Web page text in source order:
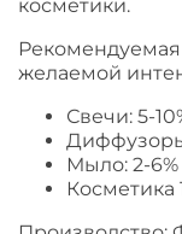
косметики.
Рекомендуемая
желаемой
Свечи: 5-
Мыло: 2-6%
Косметика